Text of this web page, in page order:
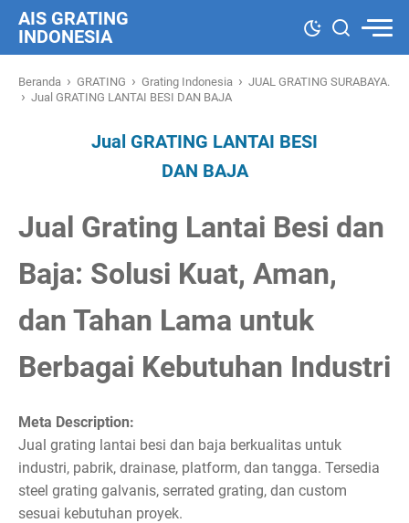
AIS GRATING
INDONESIA
Beranda › GRATING › Grating Indonesia › JUAL GRATING SURABAYA.
› Jual GRATING LANTAI BESI DAN BAJA
Jual GRATING LANTAI BESI
DAN BAJA
Jual Grating Lantai Besi dan
Baja: Solusi Kuat, Aman,
dan Tahan Lama untuk
Berbagai Kebutuhan Industri
Meta Description:
Jual grating lantai besi dan baja berkualitas untuk
industri, pabrik, drainase, platform, dan tangga. Tersedia
steel grating galvanis, serrated grating, dan custom
sesuai kebutuhan proyek.